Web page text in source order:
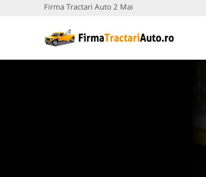
Firma Tractari Auto 2 Mai